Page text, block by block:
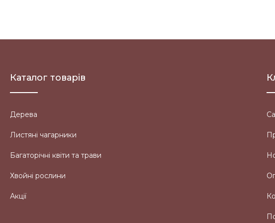
Каталог товарів
Дерева
Листяні чагарники
Багаторічні квіти та трави
Хвойні рослини
Акції